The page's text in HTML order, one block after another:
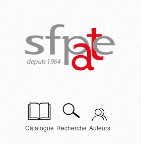
Catalogue Recherche Auteurs